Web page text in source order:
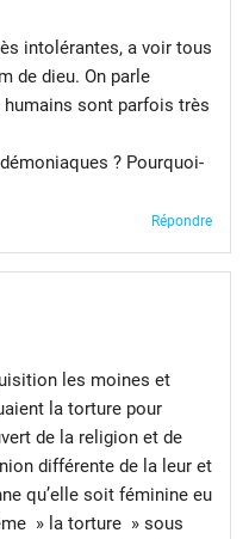
intolérantes, a voir tous
de dieu. On parle
humains sont parfois très
? Pourquoi-
Répondre
les moines et
la torture pour
de la religion et de
différente de la leur et
qu’elle soit féminine eu
» la torture » sous